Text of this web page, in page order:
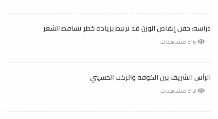
دراسة: حقن إنقاص الوزن قد ترتبط بزيادة خطر تساقط الشعر
الرأس الشريف بين الكوفة والركب الحسيني